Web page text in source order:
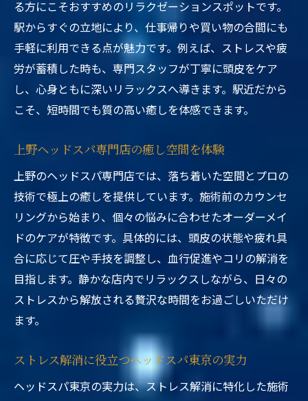
る方にこそおすすめのリラクゼーションスポットです。
駅からすぐの立地により、仕事帰りや買い物の合間にも
手軽に利用できる点が魅力です。例えば、ストレスや疲
労が蓄積した時も、専門スタッフが丁寧に頭皮をケア
し、心身ともに深いリラックスへ導きます。駅近だから
こそ、短時間でも質の高い癒しを体感できます。
上野ヘッドスパ専門店の癒し空間を体験
上野のヘッドスパ専門店では、落ち着いた空間とプロの
技術で極上の癒しを提供しています。施術前のカウンセ
リングから始まり、個々の悩みに合わせたオーダーメイ
ドのケアが特徴です。具体的には、頭皮の状態や疲れ具
合に応じて圧や手技を調整し、血行促進やコリの解消を
目指します。静かな店内でリラックスしながら、日々の
ストレスから解放される贅沢な時間をお過ごしいただけ
ます。
ストレス解消に役立つヘッドスパ東京の実力
ヘッドスパ東京の実力は、ストレス解消に特化した施術